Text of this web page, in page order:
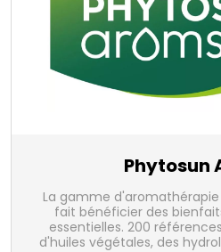
Phytosun
La gamme
fait bénéficier des
essentielles. 200
d'huiles végétales, des